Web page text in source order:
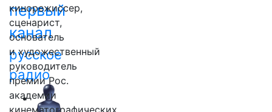
первый
канал
русское
радио
кинорежиссер,
сценарист,
основатель
и художественный
руководитель
премии Рос.
академии
кинематографических